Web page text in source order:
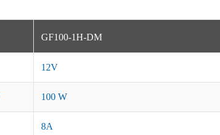
GF100-1H-DM
12V
100 W
8A